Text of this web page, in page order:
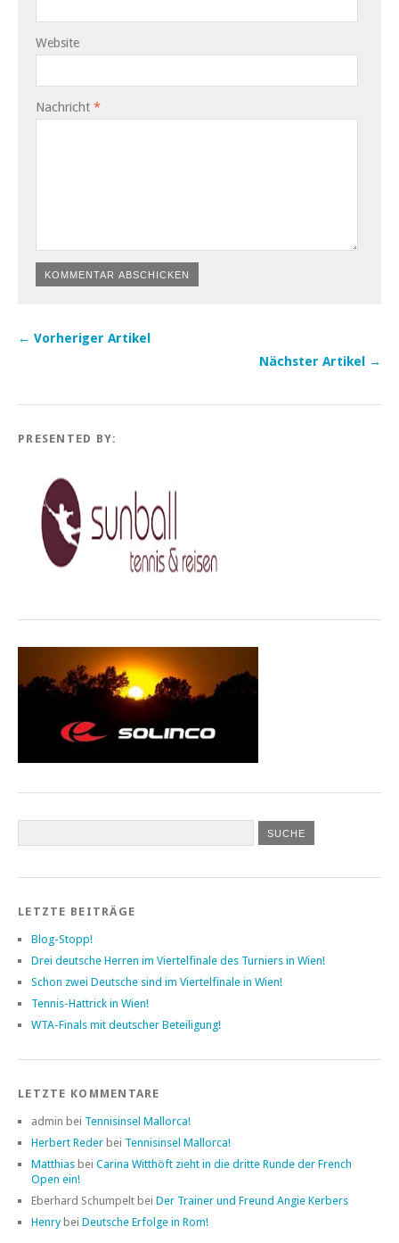
Website
Nachricht *
← Vorheriger Artikel
Nächster Artikel →
PRESENTED BY:
LETZTE BEITRÄGE
Blog-Stopp!
Drei deutsche Herren im Viertelfinale des Turniers in Wien!
Schon zwei Deutsche sind im Viertelfinale in Wien!
Tennis-Hattrick in Wien!
WTA-Finals mit deutscher Beteiligung!
LETZTE KOMMENTARE
admin bei Tennisinsel Mallorca!
Herbert Reder bei Tennisinsel Mallorca!
Matthias bei Carina Witthöft zieht in die dritte Runde der French
Open ein!
Eberhard Schumpelt bei Der Trainer und Freund Angie Kerbers
Henry bei Deutsche Erfolge in Rom!